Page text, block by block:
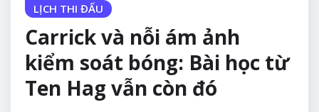
LỊCH THI ĐẤU
Carrick và nỗi ám ảnh
kiểm soát bóng: Bài học từ
Ten Hag vẫn còn đó